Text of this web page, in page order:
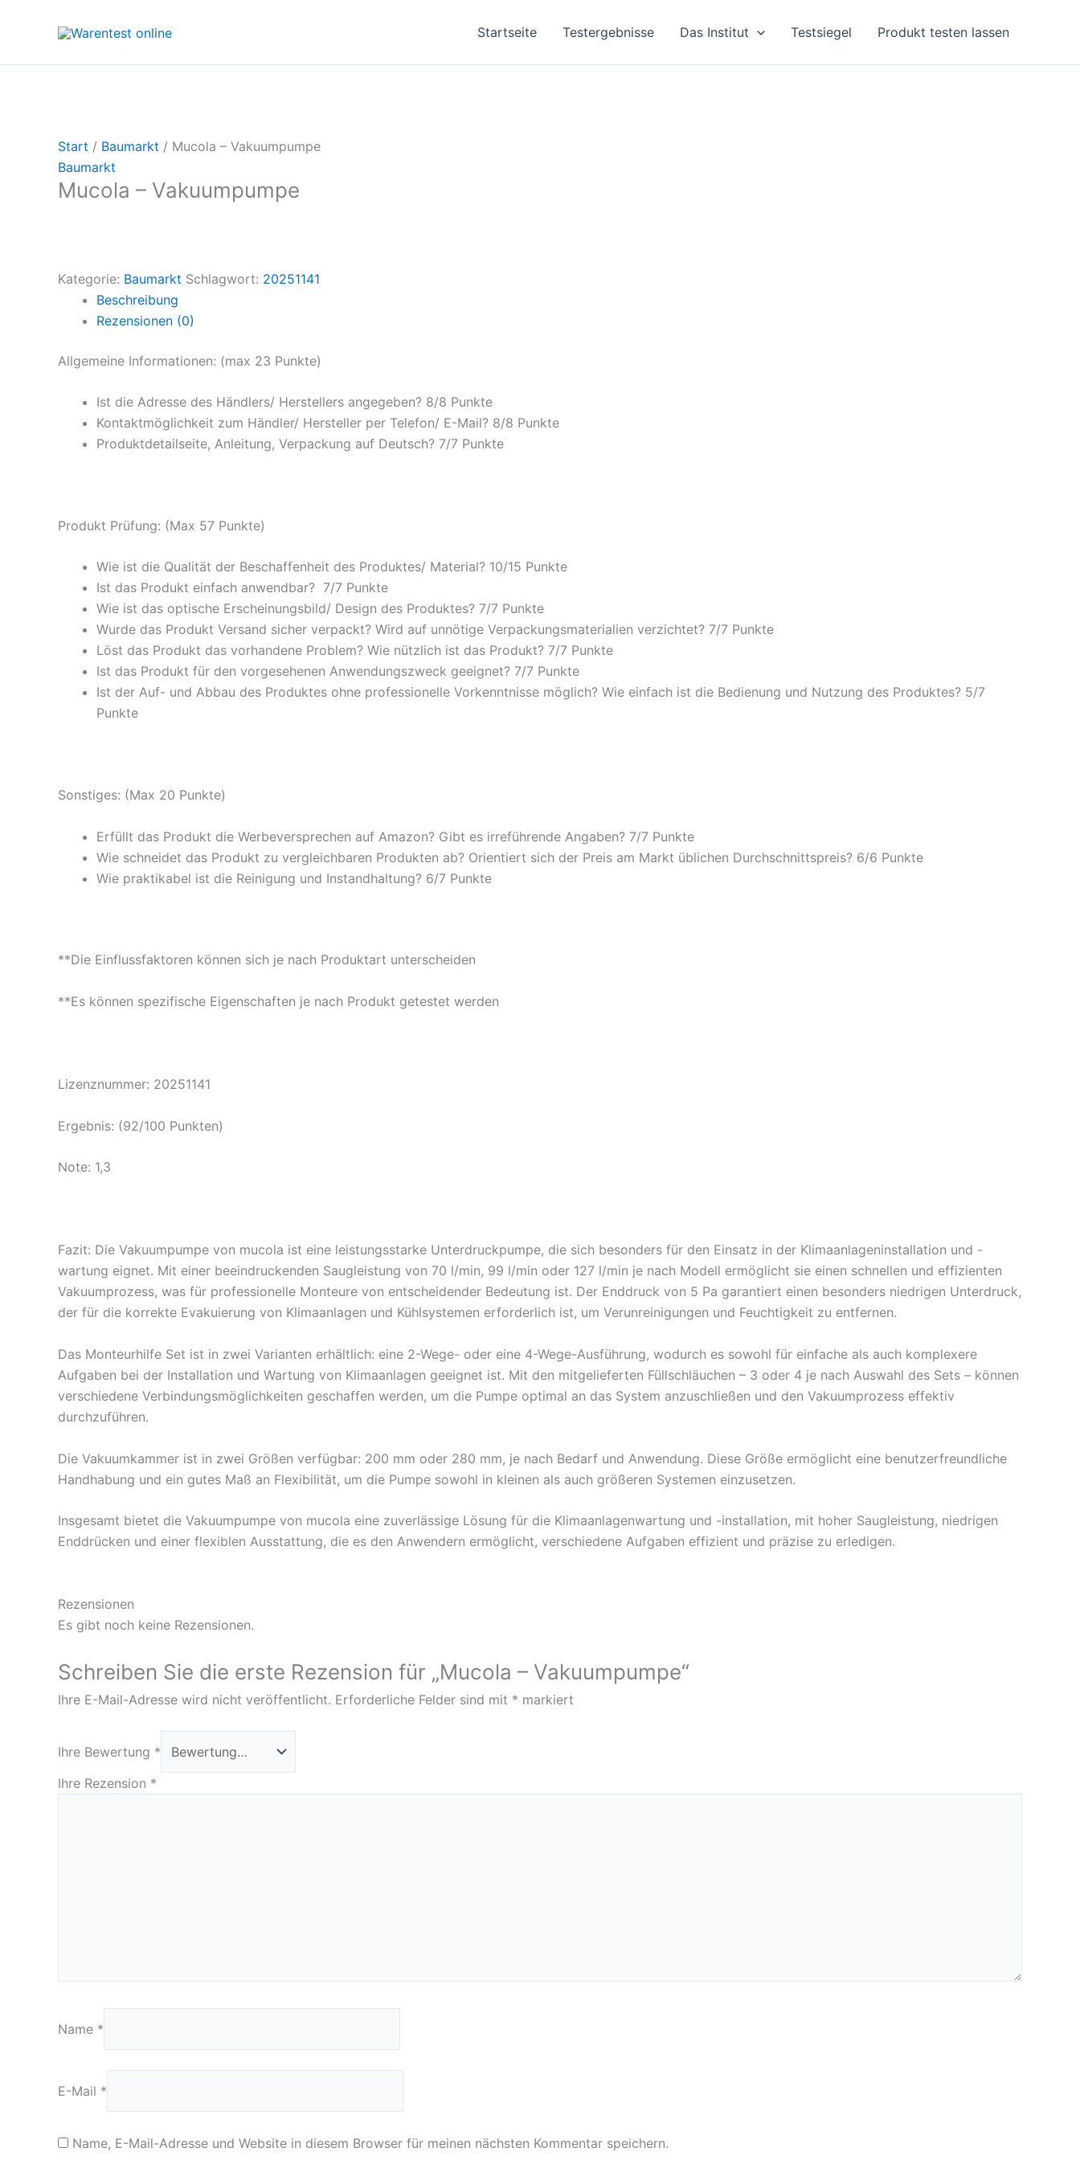
Startseite Testergebnisse Das Institut Testsiegel Produkt testen lassen
Start / Baumarkt / Mucola – Vakuumpumpe
Baumarkt
Mucola – Vakuumpumpe
Kategorie: Baumarkt Schlagwort: 20251141
Beschreibung
Rezensionen (0)
Allgemeine Informationen: (max 23 Punkte)
Ist die Adresse des Händlers/ Herstellers angegeben? 8/8 Punkte
Kontaktmöglichkeit zum Händler/ Hersteller per Telefon/ E-Mail? 8/8 Punkte
Produktdetailseite, Anleitung, Verpackung auf Deutsch? 7/7 Punkte
Produkt Prüfung: (Max 57 Punkte)
Wie ist die Qualität der Beschaffenheit des Produktes/ Material? 10/15 Punkte
Ist das Produkt einfach anwendbar? 7/7 Punkte
Wie ist das optische Erscheinungsbild/ Design des Produktes? 7/7 Punkte
Wurde das Produkt Versand sicher verpackt? Wird auf unnötige Verpackungsmaterialien verzichtet? 7/7 Punkte
Löst das Produkt das vorhandene Problem? Wie nützlich ist das Produkt? 7/7 Punkte
Ist das Produkt für den vorgesehenen Anwendungszweck geeignet? 7/7 Punkte
Ist der Auf- und Abbau des Produktes ohne professionelle Vorkenntnisse möglich? Wie einfach ist die Bedienung und Nutzung des Produktes? 5/7
Punkte
Sonstiges: (Max 20 Punkte)
Erfüllt das Produkt die Werbeversprechen auf Amazon? Gibt es irreführende Angaben? 7/7 Punkte
Wie schneidet das Produkt zu vergleichbaren Produkten ab? Orientiert sich der Preis am Markt üblichen Durchschnittspreis? 6/6 Punkte
Wie praktikabel ist die Reinigung und Instandhaltung? 6/7 Punkte
**Die Einflussfaktoren können sich je nach Produktart unterscheiden
**Es können spezifische Eigenschaften je nach Produkt getestet werden
Lizenznummer: 20251141
Ergebnis: (92/100 Punkten)
Note: 1,3
Fazit: Die Vakuumpumpe von mucola ist eine leistungsstarke Unterdruckpumpe, die sich besonders für den Einsatz in der Klimaanlageninstallation und -
wartung eignet. Mit einer beeindruckenden Saugleistung von 70 l/min, 99 l/min oder 127 l/min je nach Modell ermöglicht sie einen schnellen und effizienten
Vakuumprozess, was für professionelle Monteure von entscheidender Bedeutung ist. Der Enddruck von 5 Pa garantiert einen besonders niedrigen Unterdruck,
der für die korrekte Evakuierung von Klimaanlagen und Kühlsystemen erforderlich ist, um Verunreinigungen und Feuchtigkeit zu entfernen.
Das Monteurhilfe Set ist in zwei Varianten erhältlich: eine 2-Wege- oder eine 4-Wege-Ausführung, wodurch es sowohl für einfache als auch komplexere
Aufgaben bei der Installation und Wartung von Klimaanlagen geeignet ist. Mit den mitgelieferten Füllschläuchen – 3 oder 4 je nach Auswahl des Sets – können
verschiedene Verbindungsmöglichkeiten geschaffen werden, um die Pumpe optimal an das System anzuschließen und den Vakuumprozess effektiv
durchzuführen.
Die Vakuumkammer ist in zwei Größen verfügbar: 200 mm oder 280 mm, je nach Bedarf und Anwendung. Diese Größe ermöglicht eine benutzerfreundliche
Handhabung und ein gutes Maß an Flexibilität, um die Pumpe sowohl in kleinen als auch größeren Systemen einzusetzen.
Insgesamt bietet die Vakuumpumpe von mucola eine zuverlässige Lösung für die Klimaanlagenwartung und -installation, mit hoher Saugleistung, niedrigen
Enddrücken und einer flexiblen Ausstattung, die es den Anwendern ermöglicht, verschiedene Aufgaben effizient und präzise zu erledigen.
Rezensionen
Es gibt noch keine Rezensionen.
Schreiben Sie die erste Rezension für „Mucola – Vakuumpumpe“
Ihre E-Mail-Adresse wird nicht veröffentlicht. Erforderliche Felder sind mit * markiert
Ihre Bewertung *
Ihre Rezension *
Name *
E-Mail *
Name, E-Mail-Adresse und Website in diesem Browser für meinen nächsten Kommentar speichern.